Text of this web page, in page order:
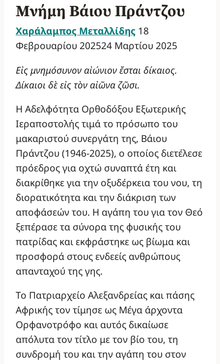
Μνήμη Βάιου Πράντζου
Χαράλαμπος Μεταλλίδης 18
Φεβρουαρίου 202524 Μαρτίου 2025
Εἰς μνημόσυνον αἰώνιον ἔσται δίκαιος.
Δίκαιοι δὲ εἰς τὸν αἰῶνα ζῶσι.
Η Αδελφότητα Ορθοδόξου Εξωτερικής
Ιεραποστολής τιμά το πρόσωπο του
μακαριστού συνεργάτη της, Βάιου
Πράντζου (1946-2025), ο οποίος διετέλεσε
πρόεδρος για οχτώ συναπτά έτη και
διακρίθηκε για την οξυδέρκεια του νου, τη
διορατικότητα και την διάκριση των
αποφάσεών του. Η αγάπη του για τον Θεό
ξεπέρασε τα σύνορα της φυσικής του
πατρίδας και εκφράστηκε ως βίωμα και
προσφορά στους ενδεείς ανθρώπους
απανταχού της γης.
Το Πατριαρχείο Αλεξανδρείας και πάσης
Αφρικής τον τίμησε ως Μέγα άρχοντα
Ορφανοτρόφο και αυτός δικαίωσε
απόλυτα τον τίτλο με τον βίο του, τη
συνδρομή του και την αγάπη του στον